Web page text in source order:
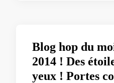
Blog hop du
2014 ! Des
yeux ! Portes